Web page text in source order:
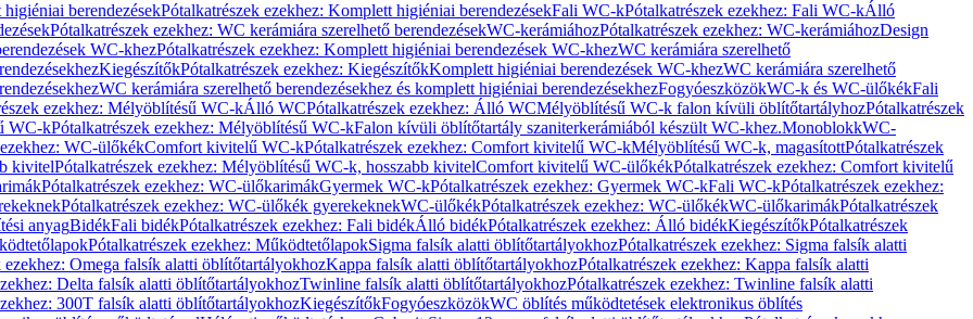
berendezésekPótalkatrészek ezekhez: Komplett higiéniai berendezésekFali WC-kPótalkatrészek ezekhez: Fali WC-kÁlló
Pótalkatrészek ezekhez: WC kerámiára szerelhető berendezésekWC-kerámiáhozPótalkatrészek ezekhez: WC-kerámiáhozDesign
WC-khezPótalkatrészek ezekhez: Komplett higiéniai berendezések WC-khezWC kerámiára szerelhető
KiegészítőkPótalkatrészek ezekhez: KiegészítőkKomplett higiéniai berendezések WC-khezWC kerámiára szerelhető
WC kerámiára szerelhető berendezésekhez és komplett higiéniai berendezésekhezFogyóeszközökWC-k és WC-ülőkékFali
ezekhez: Mélyöblítésű WC-kÁlló WCPótalkatrészek ezekhez: Álló WCMélyöblítésű WC-k falon kívüli öblítőtartályhozPótalkatrészek
WC-kPótalkatrészek ezekhez: Mélyöblítésű WC-kFalon kívüli öblítőtartály szaniterkerámiából készült WC-khez.MonoblokkWC-
WC-ülőkékComfort kivitelű WC-kPótalkatrészek ezekhez: Comfort kivitelű WC-kMélyöblítésű WC-k, magasítottPótalkatrészek
kivitelPótalkatrészek ezekhez: Mélyöblítésű WC-k, hosszabb kivitelComfort kivitelű WC-ülőkékPótalkatrészek ezekhez: Comfort kivitelű
Pótalkatrészek ezekhez: WC-ülőkarimákGyermek WC-kPótalkatrészek ezekhez: Gyermek WC-kFali WC-kPótalkatrészek ezekhez:
Pótalkatrészek ezekhez: WC-ülőkék gyerekeknekWC-ülőkékPótalkatrészek ezekhez: WC-ülőkékWC-ülőkarimákPótalkatrészek
anyagBidékFali bidékPótalkatrészek ezekhez: Fali bidékÁlló bidékPótalkatrészek ezekhez: Álló bidékKiegészítőkPótalkatrészek
Pótalkatrészek ezekhez: MűködtetőlapokSigma falsík alatti öblítőtartályokhozPótalkatrészek ezekhez: Sigma falsík alatti
ezekhez: Omega falsík alatti öblítőtartályokhozKappa falsík alatti öblítőtartályokhozPótalkatrészek ezekhez: Kappa falsík alatti
Delta falsík alatti öblítőtartályokhozTwinline falsík alatti öblítőtartályokhozPótalkatrészek ezekhez: Twinline falsík alatti
300T falsík alatti öblítőtartályokhozKiegészítőkFogyóeszközökWC öblítés működtetések elektronikus öblítés